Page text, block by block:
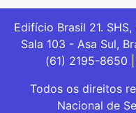
Edifício Brasil 21.
Sala 103 - Asa Sul,
(61) 2195-8650 |
Todos os direitos
Nacional de